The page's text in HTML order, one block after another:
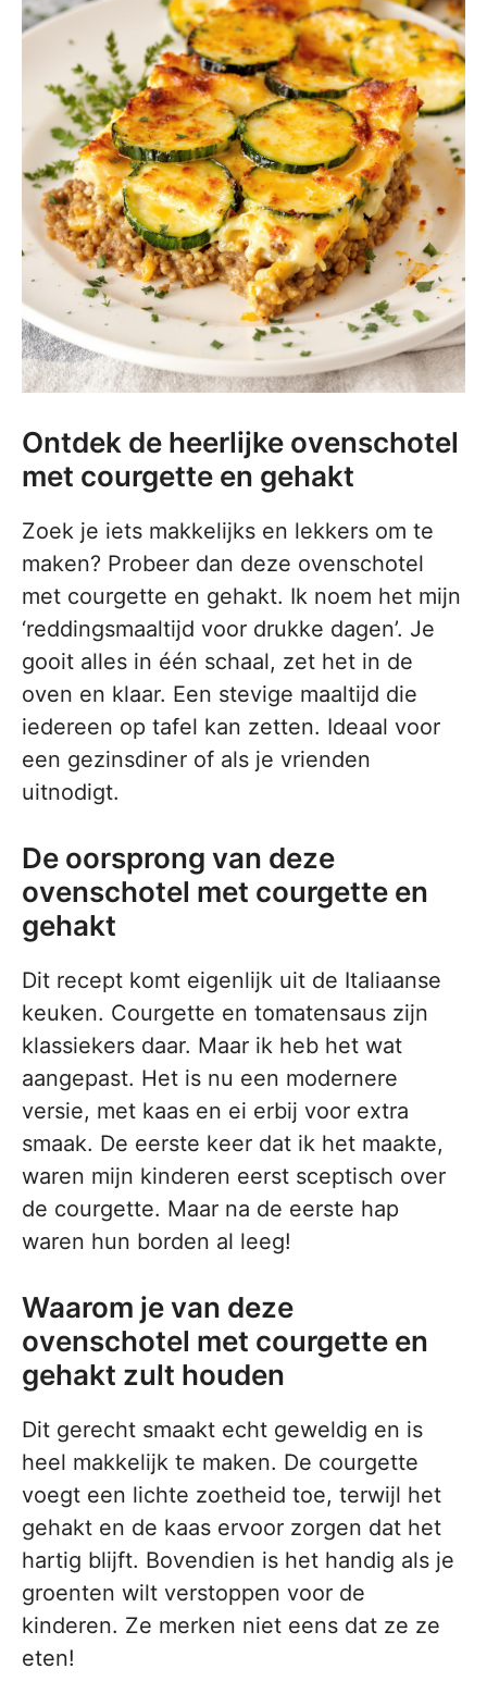
Ontdek de heerlijke ovenschotel
met courgette en gehakt
Zoek je iets makkelijks en lekkers om te
maken? Probeer dan deze ovenschotel
met courgette en gehakt. Ik noem het mijn
‘reddingsmaaltijd voor drukke dagen’. Je
gooit alles in één schaal, zet het in de
oven en klaar. Een stevige maaltijd die
iedereen op tafel kan zetten. Ideaal voor
een gezinsdiner of als je vrienden
uitnodigt.
De oorsprong van deze
ovenschotel met courgette en
gehakt
Dit recept komt eigenlijk uit de Italiaanse
keuken. Courgette en tomatensaus zijn
klassiekers daar. Maar ik heb het wat
aangepast. Het is nu een modernere
versie, met kaas en ei erbij voor extra
smaak. De eerste keer dat ik het maakte,
waren mijn kinderen eerst sceptisch over
de courgette. Maar na de eerste hap
waren hun borden al leeg!
Waarom je van deze
ovenschotel met courgette en
gehakt zult houden
Dit gerecht smaakt echt geweldig en is
heel makkelijk te maken. De courgette
voegt een lichte zoetheid toe, terwijl het
gehakt en de kaas ervoor zorgen dat het
hartig blijft. Bovendien is het handig als je
groenten wilt verstoppen voor de
kinderen. Ze merken niet eens dat ze ze
eten!